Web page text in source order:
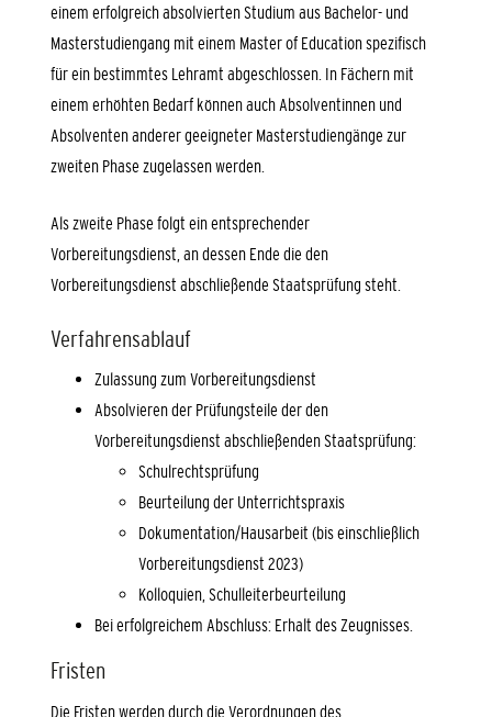
einem erfolgreich absolvierten Studium aus Bachelor- und
Masterstudiengang mit einem Master of Education spezifisch
für ein bestimmtes Lehramt abgeschlossen. In Fächern mit
einem erhöhten Bedarf können auch Absolventinnen und
Absolventen anderer geeigneter Masterstudiengänge zur
zweiten Phase zugelassen werden.
Als zweite Phase folgt ein entsprechender
Vorbereitungsdienst, an dessen Ende die den
Vorbereitungsdienst abschließende Staatsprüfung steht.
Verfahrensablauf
Zulassung zum Vorbereitungsdienst
Absolvieren der Prüfungsteile der den
Vorbereitungsdienst abschließenden Staatsprüfung:
Schulrechtsprüfung
Beurteilung der Unterrichtspraxis
Dokumentation/Hausarbeit (bis einschließlich
Vorbereitungsdienst 2023)
Kolloquien, Schulleiterbeurteilung
Bei erfolgreichem Abschluss: Erhalt des Zeugnisses.
Fristen
Die Fristen werden durch die Verordnungen des